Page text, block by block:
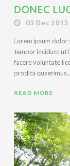
DONEC
03 Dec 2013
Lorem ipsum dolor
tempor incidunt ut
facere voluntate
prodita
READ MORE